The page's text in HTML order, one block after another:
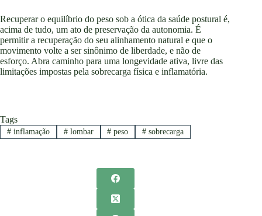
Recuperar o equilíbrio do peso sob a ótica da saúde postural é,
acima de tudo, um ato de preservação da autonomia. É
permitir a recuperação do seu alinhamento natural e que o
movimento volte a ser sinônimo de liberdade, e não de
esforço. Abra caminho para uma longevidade ativa, livre das
limitações impostas pela sobrecarga física e inflamatória.
Tags
#inflamação #lombar # peso # sobrecarga